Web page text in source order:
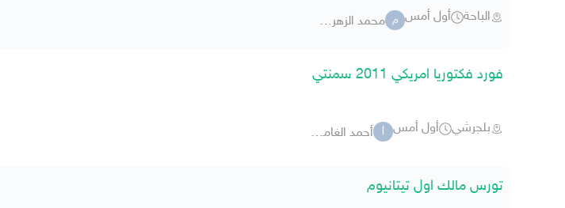
الباحة أول أمس م محمد الزهراني 9041
فورد فكتوريا امريكي 2011 سمنتي
بلجرشي أول أمس أ أحمد الغامديييي
تورس مالك اول تيتانيوم